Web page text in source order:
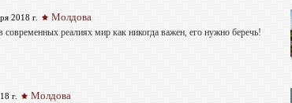
2018 г. Молдова
современных реалиях мир как никогда важен, его нужно беречь!
г. Молдова